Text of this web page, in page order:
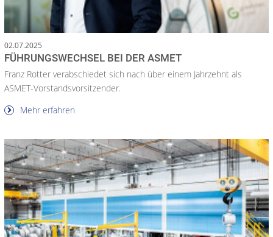
02.07.2025
FÜHRUNGSWECHSEL BEI DER ASMET
Franz Rotter verabschiedet sich nach über einem Jahrzehnt als
ASMET-Vorstandsvorsitzender.
Mehr erfahren